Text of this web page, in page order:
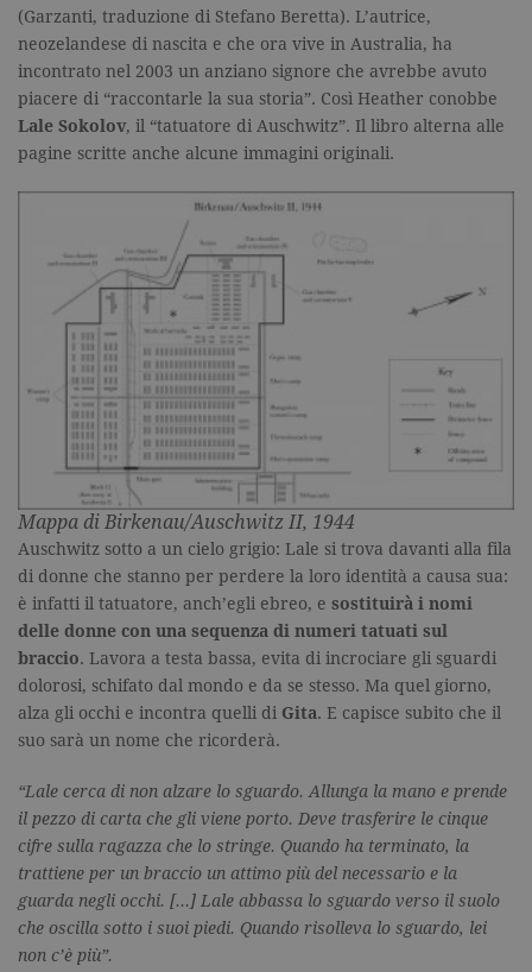
(Garzanti, traduzione di Stefano Beretta). L’autrice,
neozelandese di nascita e che ora vive in Australia, ha
incontrato nel 2003 un anziano signore che avrebbe avuto
piacere di “raccontarle la sua storia”. Così Heather conobbe
Lale Sokolov, il “tatuatore di Auschwitz”. Il libro alterna alle
pagine scritte anche alcune immagini originali.
Mappa di Birkenau/Auschwitz II, 1944
Auschwitz sotto a un cielo grigio: Lale si trova davanti alla fila
di donne che stanno per perdere la loro identità a causa sua:
è infatti il tatuatore, anch’egli ebreo, e sostituirà i nomi
delle donne con una sequenza di numeri tatuati sul
braccio. Lavora a testa bassa, evita di incrociare gli sguardi
dolorosi, schifato dal mondo e da se stesso. Ma quel giorno,
alza gli occhi e incontra quelli di Gita. E capisce subito che il
suo sarà un nome che ricorderà.
“Lale cerca di non alzare lo sguardo. Allunga la mano e prende
il pezzo di carta che gli viene porto. Deve trasferire le cinque
cifre sulla ragazza che lo stringe. Quando ha terminato, la
trattiene per un braccio un attimo più del necessario e la
guarda negli occhi. […] Lale abbassa lo sguardo verso il suolo
che oscilla sotto i suoi piedi. Quando risolleva lo sguardo, lei
non c’è più”.